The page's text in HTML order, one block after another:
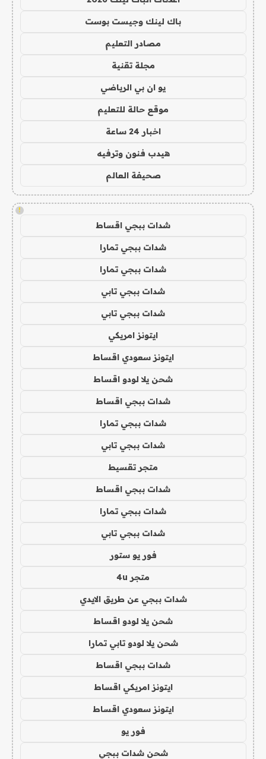
باك لينك وجيست بوست
مصادر التعليم
مجلة تقنية
يو ان بي الرياضي
موقع حالة للتعليم
اخبار 24 ساعة
هيدب فنون وترفيه
صحيفة العالم
!
شدات ببجي اقساط
شدات ببجي تمارا
شدات ببجي تمارا
شدات ببجي تابي
شدات ببجي تابي
ايتونز امريكي
ايتونز سعودي اقساط
شحن يلا لودو اقساط
شدات ببجي اقساط
شدات ببجي تمارا
شدات ببجي تابي
متجر تقسيط
شدات ببجي اقساط
شدات ببجي تمارا
شدات ببجي تابي
فور يو ستور
متجر 4u
شدات ببجي عن طريق الايدي
شحن يلا لودو اقساط
شحن يلا لودو تابي تمارا
شدات ببجي اقساط
ايتونز امريكي اقساط
ايتونز سعودي اقساط
فور يو
شحن شدات ببجي